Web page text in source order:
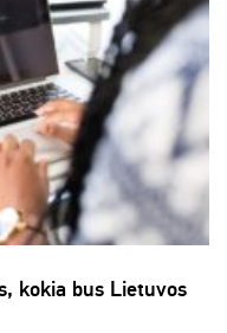
kokia bus Lietuvos